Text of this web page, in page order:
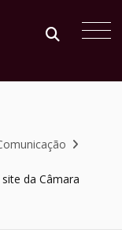
da Câmara